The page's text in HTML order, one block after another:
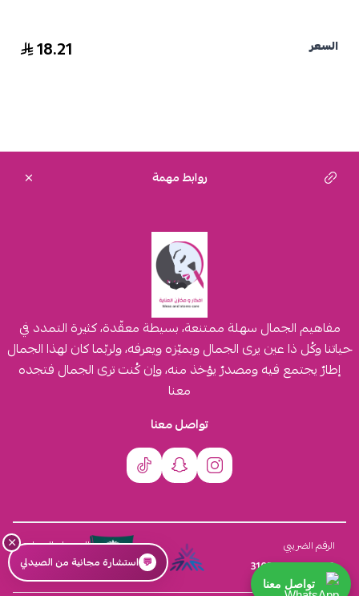
السعر 18.21
روابط مهمة
مفاهيم الجمال سهلة ممتنعة، بسيطة معقّدة، كثيرة التمدد في
حياتنا وكُل ذا عين يرى الجمال ويميّزه ويعرفه، ولربّما كان لهذا الجمال
إطارٌ يجتمع فيه ومصدرٌ يؤخذ منه، وإن كُنت ترى الجمال فتجده
معنا
تواصل معنا
الرقم الضريبي
310555259800003
السجل التجاري
4030431116
×
💬 استشارة مجانية من الصيدلي
تواصل معنا